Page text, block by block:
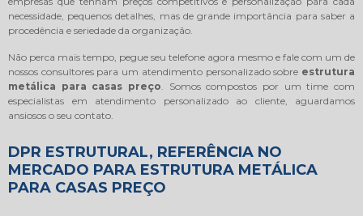
necessidade, pequenos detalhes, mas de grande importância para saber a
procedência e seriedade da organização.
Não perca mais tempo, pegue seu telefone agora mesmo e fale com um de
nossos consultores para um atendimento personalizado sobre estrutura
metálica para casas preço . Somos compostos por um time com
especialistas em atendimento personalizado ao cliente, aguardamos
ansiosos o seu contato.
DPR ESTRUTURAL, REFERÊNCIA NO
MERCADO PARA ESTRUTURA METÁLICA
PARA CASAS PREÇO